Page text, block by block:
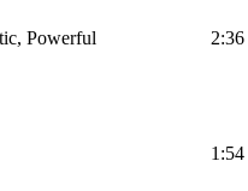
Powerful 2:36
1:54